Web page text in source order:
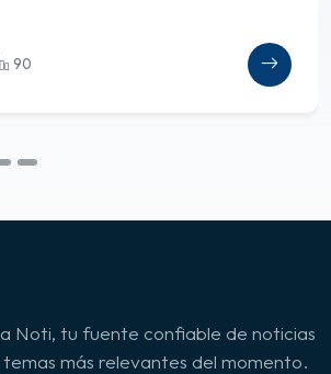
90
Noti, tu fuente confiable de noticias
temas más relevantes del momento.